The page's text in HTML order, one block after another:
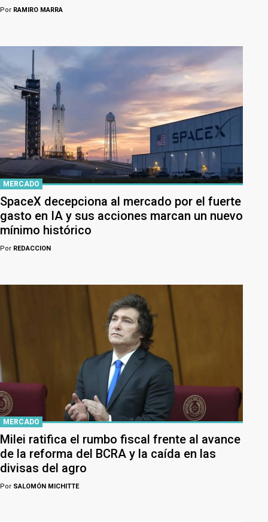
Por RAMIRO MARRA
MERCADO
SpaceX decepciona al mercado por el fuerte
gasto en IA y sus acciones marcan un nuevo
mínimo histórico
Por REDACCION
MERCADO
Milei ratifica el rumbo fiscal frente al avance
de la reforma del BCRA y la caída en las
divisas del agro
Por SALOMÓN MICHITTE